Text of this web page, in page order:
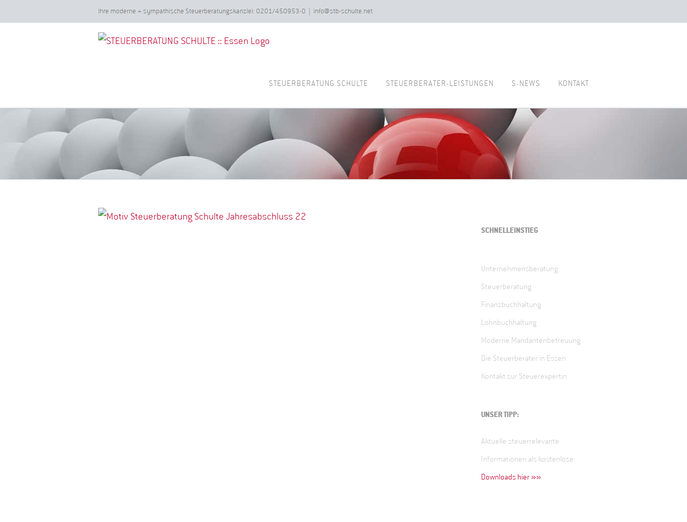
Inhalt
Ihre moderne + sympathische Steuerberatungskanzlei: 0201/450953-0 info@stb-schulte.net
STEUERBERATUNG SCHULTE STEUERBERATER-LEISTUNGEN S-NEWS KONTAKT
SCHNELLEINSTIEG
Unternehmensberatung
Steuerberatung
Finanzbuchhaltung
Lohnbuchhaltung
Moderne Mandantenbetreuung
Die Steuerberater in Essen
Kontakt zur Steuerexpertin
UNSER TIPP:
Aktuelle steuerrelevante
Informationen als kostenlose
Downloads hier »»